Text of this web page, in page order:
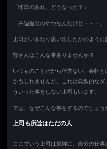
「昨日のあれ、どうなった？」
「来週提出のやつなんだけど・・・」
上司がいきなり思い出したかのよう
皆さんはこんな事ありませんか？
いつものことだから仕方ない、会社
かもしれませんが、これは典型的な
ういった事をしない上司もいます。
では、なぜこんな事をするのでしょう
上司も所詮はただの人
ここでいう上司は単純に、自分の仕